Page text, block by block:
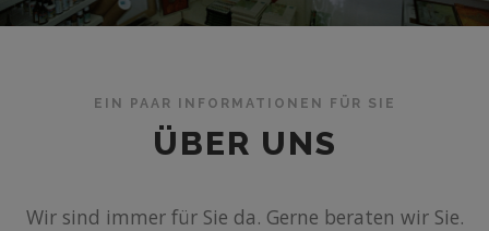
EIN PAAR INFORMATIONEN FÜR SIE
ÜBER UNS
Wir sind immer für Sie da. Gerne beraten wir Sie.